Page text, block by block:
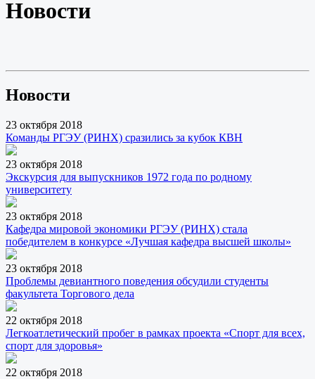
Новости
Новости
23 октября 2018
Команды РГЭУ (РИНХ) сразились за кубок КВН
23 октября 2018
Экскурсия для выпускников 1972 года по родному
университету
23 октября 2018
Кафедра мировой экономики РГЭУ (РИНХ) стала
победителем в конкурсе «Лучшая кафедра высшей школы»
23 октября 2018
Проблемы девиантного поведения обсудили студенты
факультета Торгового дела
22 октября 2018
Легкоатлетический пробег в рамках проекта «Спорт для всех,
спорт для здоровья»
22 октября 2018